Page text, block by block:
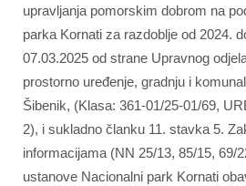
upravljanja pomorskim dobrom na
parka Kornati za razdoblje od 2024.
07.03.2025 od strane Upravnog
prostorno uređenje, gradnju i
Šibenik, (Klasa: 361-01/25-01/69,
2), i sukladno članku 11. stavka 5.
informacijama (NN 25/13, 85/15, 69/
ustanove Nacionalni park Kornati